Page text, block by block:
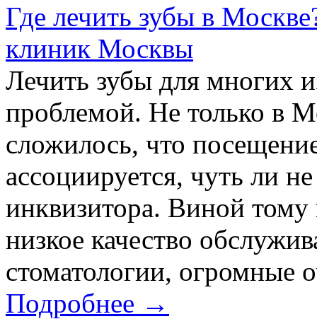
Где лечить зубы в
клиник Москвы
Лечить зубы для многих
проблемой. Не только в
сложилось, что
ассоциируется, чуть ли
инквизитора. Виной
низкое качество
стоматологии, огромные
Подробнее →